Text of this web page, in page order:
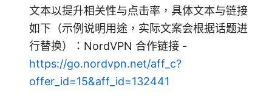
文本以提升相关性与点击率，具体文本与链接
如下（示例说明用途，实际文案会根据话题进
行替换）：NordVPN 合作链接 -
https://go.nordvpn.net/aff_c?
offer_id=15&aff_id=132441